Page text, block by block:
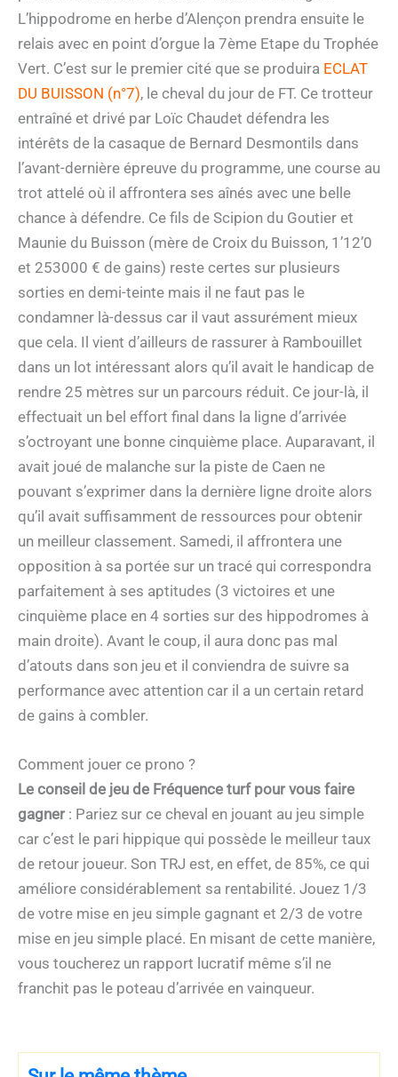
L’hippodrome en herbe d’Alençon prendra ensuite le
relais avec en point d’orgue la 7ème Etape du Trophée
Vert. C’est sur le premier cité que se produira ECLAT
DU BUISSON (n°7), le cheval du jour de FT. Ce trotteur
entraîné et drivé par Loïc Chaudet défendra les
intérêts de la casaque de Bernard Desmontils dans
l’avant-dernière épreuve du programme, une course au
trot attelé où il affrontera ses aînés avec une belle
chance à défendre. Ce fils de Scipion du Goutier et
Maunie du Buisson (mère de Croix du Buisson, 1’12’0
et 253000 € de gains) reste certes sur plusieurs
sorties en demi-teinte mais il ne faut pas le
condamner là-dessus car il vaut assurément mieux
que cela. Il vient d’ailleurs de rassurer à Rambouillet
dans un lot intéressant alors qu’il avait le handicap de
rendre 25 mètres sur un parcours réduit. Ce jour-là, il
effectuait un bel effort final dans la ligne d’arrivée
s’octroyant une bonne cinquième place. Auparavant, il
avait joué de malanche sur la piste de Caen ne
pouvant s’exprimer dans la dernière ligne droite alors
qu’il avait suffisamment de ressources pour obtenir
un meilleur classement. Samedi, il affrontera une
opposition à sa portée sur un tracé qui correspondra
parfaitement à ses aptitudes (3 victoires et une
cinquième place en 4 sorties sur des hippodromes à
main droite). Avant le coup, il aura donc pas mal
d’atouts dans son jeu et il conviendra de suivre sa
performance avec attention car il a un certain retard
de gains à combler.
Comment jouer ce prono ?
Le conseil de jeu de Fréquence turf pour vous faire
gagner : Pariez sur ce cheval en jouant au jeu simple
car c’est le pari hippique qui possède le meilleur taux
de retour joueur. Son TRJ est, en effet, de 85%, ce qui
améliore considérablement sa rentabilité. Jouez 1/3
de votre mise en jeu simple gagnant et 2/3 de votre
mise en jeu simple placé. En misant de cette manière,
vous toucherez un rapport lucratif même s’il ne
franchit pas le poteau d’arrivée en vainqueur.